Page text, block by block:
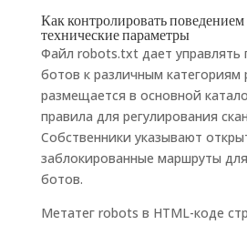
Как контролировать поведением
технические параметры
Файл robots.txt дает управлять
ботов к различным категориям
размещается в основной
правила для регулирования
Собственники указывают
заблокированные маршруты
ботов.
Метатег robots в HTML-коде